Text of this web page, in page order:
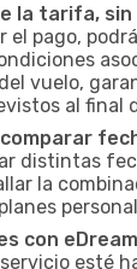
la tarifa,
pago,
vuelo,
al final
distintas
la
con
esté